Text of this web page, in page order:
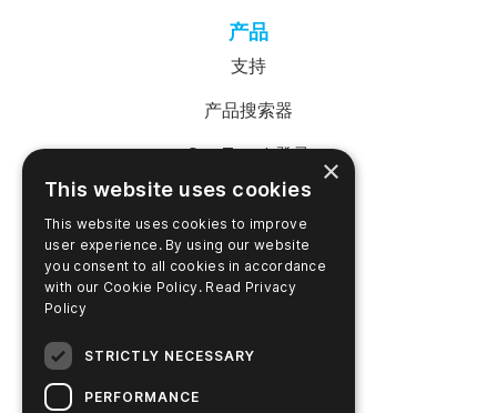
产品
支持
产品搜索器
SureTrend 登录
在线购物（美国）
在线购物（澳大利亚）
×
This website uses cookies
This website uses cookies to improve
user experience. By using our website
you consent to all cookies in accordance
with our Cookie Policy. Read Privacy
Policy
STRICTLY NECESSARY
PERFORMANCE